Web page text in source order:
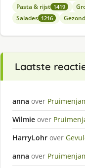
Pasta & rijst 1419
Salades 1216
Laatste
anna over
Wilmie over
HarryLohr over
anna over